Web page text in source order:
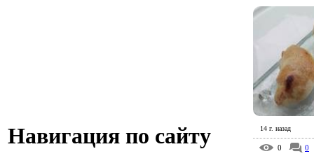
Навигация по сайту 14 г. назад
0 0